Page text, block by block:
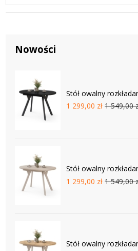
Nowości
Stół owalny
1 299,00 zł 1 549,00
Stół owalny
1 299,00 zł 1 549,00
Stół owalny